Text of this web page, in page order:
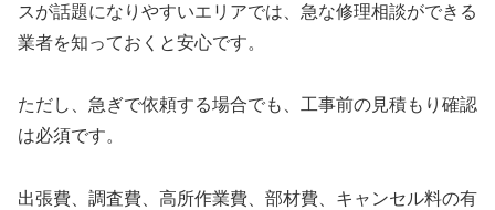
スが話題になりやすいエリアでは、急な修理相談ができる
業者を知っておくと安心です。
ただし、急ぎで依頼する場合でも、工事前の見積もり確認
は必須です。
出張費、調査費、高所作業費、部材費、キャンセル料の有